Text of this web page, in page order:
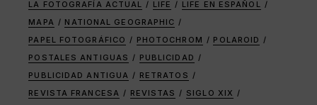
LA FOTOGRAFÍA ACTUAL
LIFE
LIFE EN ESPAÑOL
MAPA
NATIONAL GEOGRAPHIC
PAPEL FOTOGRÁFICO
PHOTOCHROM
POLAROID
POSTALES ANTIGUAS
PUBLICIDAD
PUBLICIDAD ANTIGUA
RETRATOS
REVISTA FRANCESA
REVISTAS
SIGLO XIX